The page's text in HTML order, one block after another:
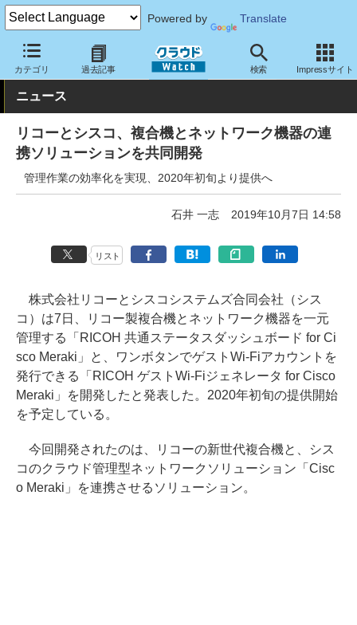
Powered by Translate
カテゴリ 過去記事 検索 Impressサイト
クラウド Watch トピック 協業・提携 その他
ニュース
リコーとシスコ、複合機とネットワーク機器の連
携ソリューションを共同開発
管理作業の効率化を実現、2020年初旬より提供へ
石井 一志 2019年10月7日 14:58
リスト
株式会社リコーとシスコシステムズ合同会社（シス
コ）は7日、リコー製複合機とネットワーク機器を一元
管理する「RICOH 共通ステータスダッシュボード for Ci
sco Meraki」と、ワンボタンでゲストWi-Fiアカウントを
発行できる「RICOH ゲストWi-Fiジェネレータ for Cisco
Meraki」を開発したと発表した。2020年初旬の提供開始
を予定している。
今回開発されたのは、リコーの新世代複合機と、シス
コのクラウド管理型ネットワークソリューション「Cisc
o Meraki」を連携させるソリューション。